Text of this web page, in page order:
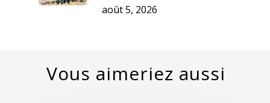
août 5, 2026